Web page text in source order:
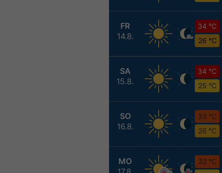
FR
14.8.
34 °C
26 °C
SA
15.8.
34 °C
25 °C
SO
16.8.
33 °C
26 °C
MO
32 °C